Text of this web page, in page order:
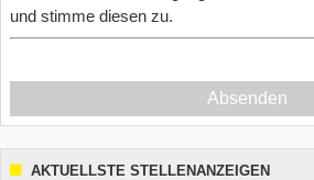
und stimme diesen zu.
Absenden
AKTUELLSTE STELLENANZEIGEN